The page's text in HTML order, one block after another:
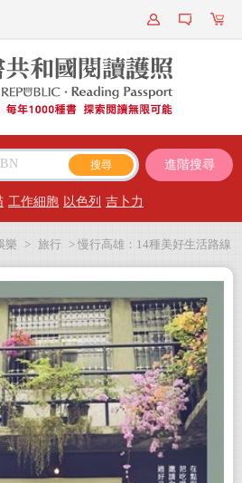
進階搜尋
工作細胞 以色列 吉卜力
樂 > 旅行 > 慢行高雄：14種美好生活路線